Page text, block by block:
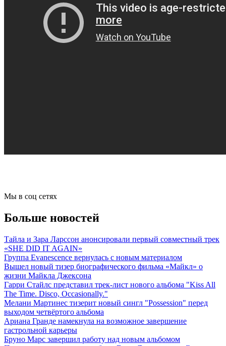
Мы в соц сетях
Больше новостей
Тайла и Зара Ларссон анонсировали первый совместный трек
«SHE DID IT AGAIN»
Группа Evanescence вернулась с новым материалом
Вышел новый тизер биографического фильма «Майкл» о
жизни Майкла Джексона
Гарри Стайлс представил трек-лист нового альбома "Kiss All
The Time. Disco, Occasionally."
Мелани Мартинес тизерит новый сингл "Possession" перед
выходом четвёртого альбома
Ариана Гранде намекнула на возможное завершение
гастрольной карьеры
Бруно Марс завершил работу над новым альбомом